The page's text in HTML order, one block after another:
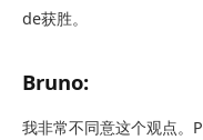
de获胜。
Bruno:
我非常不同意这个观点。